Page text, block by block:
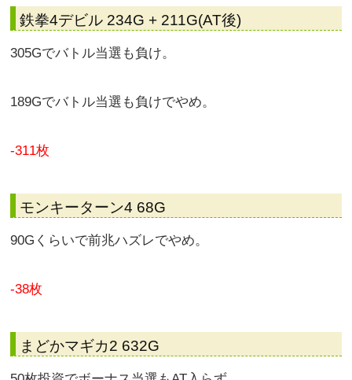
鉄拳4デビル 234G + 211G(AT後)
305Gでバトル当選も負け。
189Gでバトル当選も負けでやめ。
-311枚
モンキーターン4 68G
90Gくらいで前兆ハズレでやめ。
-38枚
まどかマギカ2 632G